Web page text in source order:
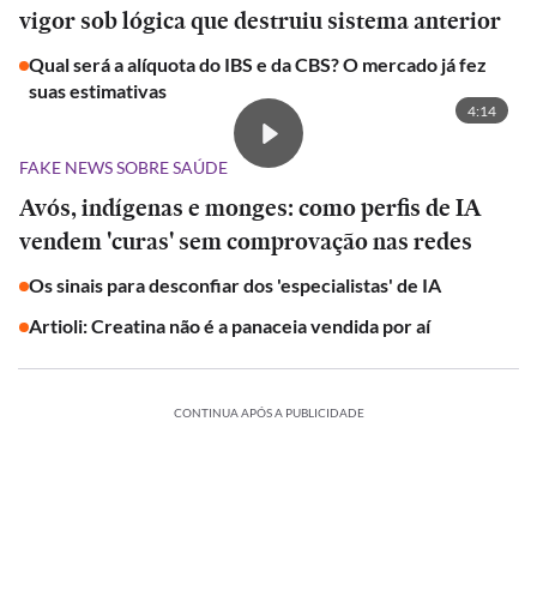
vigor sob lógica que destruiu sistema anterior
Qual será a alíquota do IBS e da CBS? O mercado já fez
suas estimativas
4:14
FAKE NEWS SOBRE SAÚDE
Avós, indígenas e monges: como perfis de IA
vendem 'curas' sem comprovação nas redes
Os sinais para desconfiar dos 'especialistas' de IA
Artioli: Creatina não é a panaceia vendida por aí
CONTINUA APÓS A PUBLICIDADE